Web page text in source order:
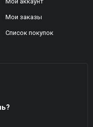
Mои заказы
Список покупок